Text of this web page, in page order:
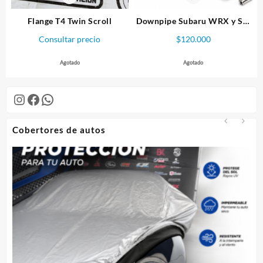
Instagram
Facebook
WhatsApp
Cobertores de autos
la
Flange T4 Twin Scroll
Consultar precio
Agotado
Downpipe Subaru WRX y STI
$120.000
Agotado